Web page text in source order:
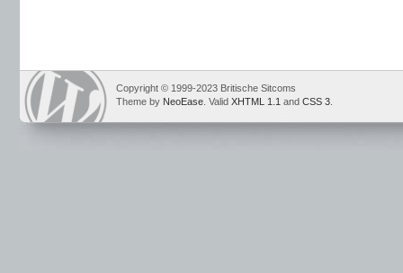
Copyright © 1999-2023 Britische Sitcoms
Theme by NeoEase . Valid XHTML 1.1 and CSS 3